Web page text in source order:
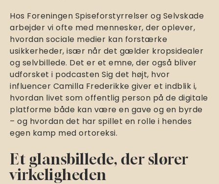
Hos Foreningen Spiseforstyrrelser og Selvskade
arbejder vi ofte med mennesker, der oplever,
hvordan sociale medier kan forstærke
usikkerheder, især når det gælder kropsidealer
og selvbillede. Det er et emne, der også bliver
udforsket i podcasten Sig det højt, hvor
influencer Camilla Frederikke giver et indblik i,
hvordan livet som offentlig person på de digitale
platforme både kan være en gave og en byrde
– og hvordan det har spillet en rolle i hendes
egen kamp med ortoreksi.
Et glansbillede, der slører
virkeligheden